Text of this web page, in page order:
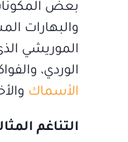
بعض
والبهارات
الموريشي
الوردي،
الأسماك
التناغم